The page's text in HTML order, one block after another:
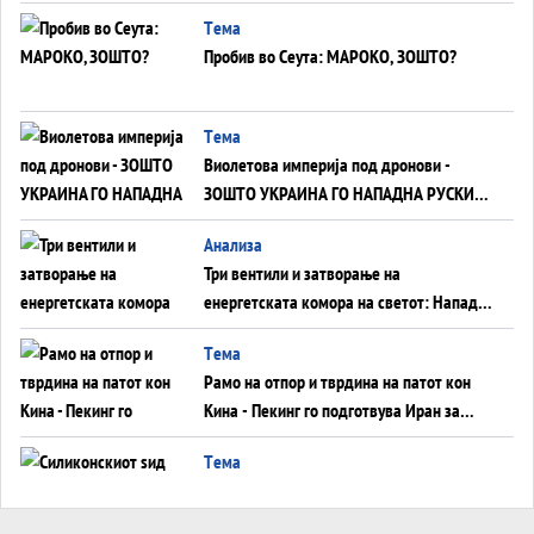
Tема
Пробив во Сеута: МАРОКО, ЗОШТО?
Tема
Виолетова империја под дронови -
ЗОШТО УКРАИНА ГО НАПАДНА РУСКИОТ
WILDBERRIES
Aнализа
Три вентили и затворање на
енергетската комора на светот: Нападот
во Суец најавува глобален енергетски
инфаркт?
Tема
Рамо на отпор и тврдина на патот кон
Кина - Пекинг го подготвува Иран за
американска копнена инвазија
Tема